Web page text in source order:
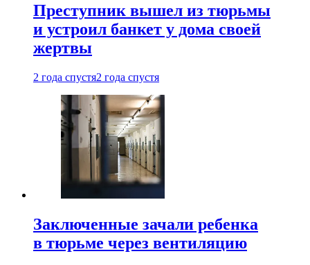
Преступник вышел из тюрьмы
и устроил банкет у дома своей
жертвы
2 года спустя2 года спустя
Заключенные зачали ребенка
в тюрьме через вентиляцию